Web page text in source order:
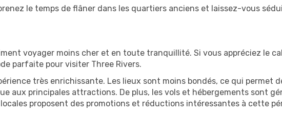
le temps de flâner dans les quartiers anciens et laissez-vous
voyager moins cher et en toute tranquillité. Si vous appréciez le
parfaite pour visiter Three Rivers.
très enrichissante. Les lieux sont moins bondés, ce qui permet
aux principales attractions. De plus, les vols et hébergements sont
proposent des promotions et réductions intéressantes à cette